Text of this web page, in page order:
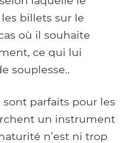
billets sur le
où il souhaite
ce qui lui
souplesse..
parfaits pour les
un instrument
n’est ni trop